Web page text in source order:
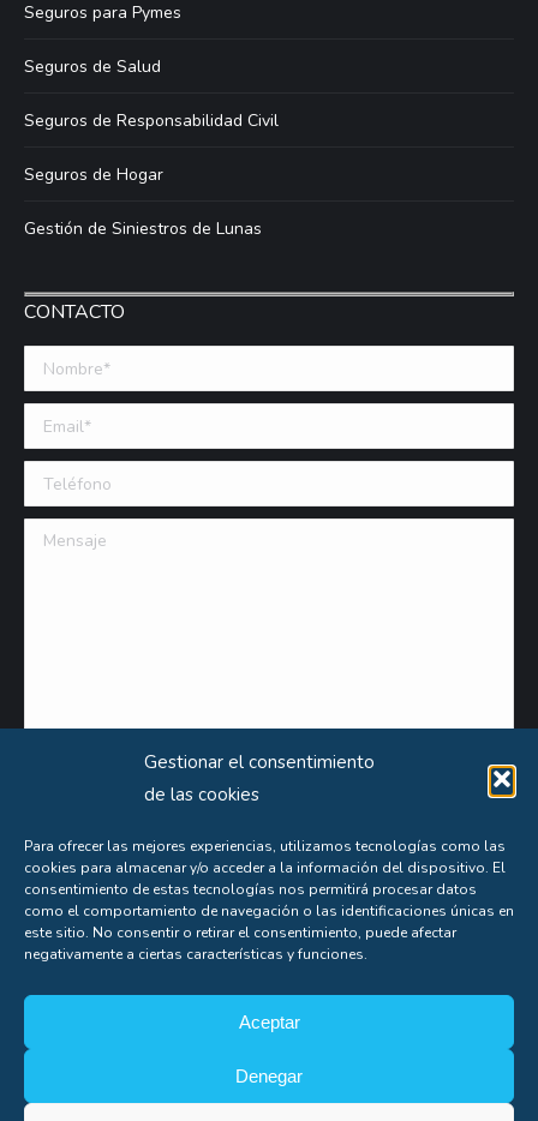
Gestionar el consentimiento
de las cookies
Para ofrecer las mejores experiencias, utilizamos tecnologías como las
cookies para almacenar y/o acceder a la información del dispositivo. El
consentimiento de estas tecnologías nos permitirá procesar datos
como el comportamiento de navegación o las identificaciones únicas en
este sitio. No consentir o retirar el consentimiento, puede afectar
negativamente a ciertas características y funciones.
Aceptar
Denegar
Seguros para Pymes
Seguros de Salud
Seguros de Responsabilidad Civil
Seguros de Hogar
Gestión de Siniestros de Lunas
CONTACTO
Nombre *
Email (requerido)
Teléfono
Mensaje
Puede obtener información extensa sobre el uso que le damos a sus datos personales
consultando nuestraPolítica de Privacidad.
Aceptas nuestrapolítica de privacidad